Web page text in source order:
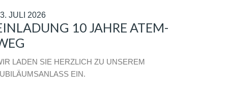
JULI 2026
10 JAHRE ATEM-
LADEN SIE HERZLICH ZU UNSEREM
EIN.